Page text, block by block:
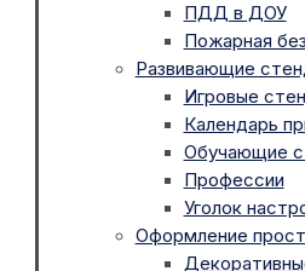
ПДД в ДОУ
Пожарная
Развивающие
Игровые
Календарь
Обучающие
Профессии
Уголок
Оформление